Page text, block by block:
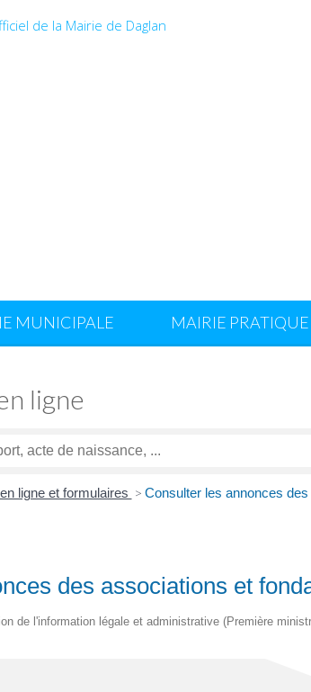
MUNICIPALE MAIRIE PRATIQUE
ligne
ligne et formulaires > Consulter les annonces
des associations et
de l'information légale et administrative (Première